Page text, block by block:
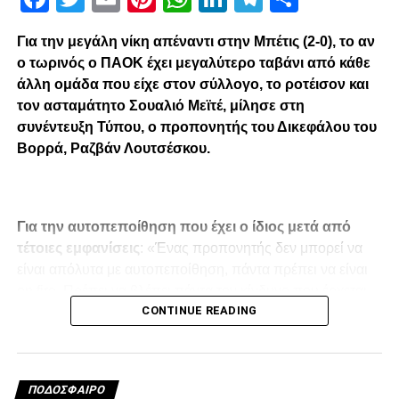
RELATED TOPICS:
UP NEXT
Προπόνηση με κόντρα άνεμο [video]
DON'T MISS
«Αποθέωσε» Τζανδάρη ο Κατσουράνης
Για την μεγάλη νίκη απέναντι στην Μπέτις (2-0), το αν
ο τωρινός ο ΠΑΟΚ έχει μεγαλύτερο ταβάνι από κάθε
άλλη ομάδα που είχε στον σύλλογο, το ροτέισον και
τον ασταμάτητο Σουαλιό Μεϊτέ, μίλησε στη
συνέντευξη Τύπου, ο προπονητής του Δικεφάλου του
Βορρά, Ραζβάν Λουτσέσκου.
Για την αυτοπεποίθηση που έχει ο ίδιος μετά από
τέτοιες εμφανίσεις: «Ένας προπονητής δεν μπορεί να
στο επόμενο ματς. Μιλάω για τη νοοτροπία, την
τον τρόπο παιχνιδιού των αντιπάλων. Αλλά από την άλλη
CONTINUE READING
ΠΟΔΌΣΦΑΙΡΟ